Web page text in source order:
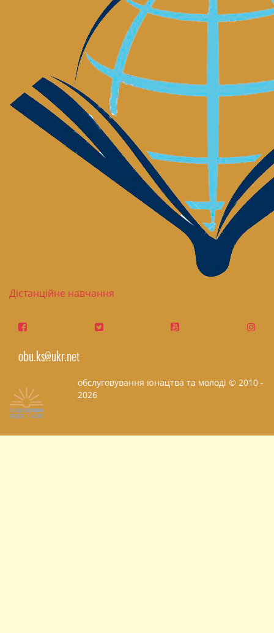
Дістанційне навчання
obu.ks@ukr.net
обслуговування юнацтва та молоді © 2010 -
2026